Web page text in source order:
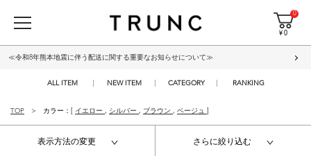
0
¥ 0
≪令和8年熊本地震に伴う配送に関する重要なお知らせについて≫
ALL ITEM NEW ITEM CATEGORY RANKING
TOP カラー：[ イエロー , シルバー , ブラウン , ベージュ
表示方法の変更 さらに絞り込む